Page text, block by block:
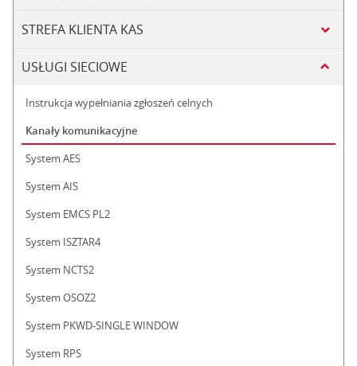
STREFA KLIENTA KAS
USŁUGI SIECIOWE
Instrukcja wypełniania zgłoszeń celnych
Kanały komunikacyjne
System AES
System AIS
System EMCS PL2
System ISZTAR4
System NCTS2
System OSOZ2
System PKWD-SINGLE WINDOW
System RPS